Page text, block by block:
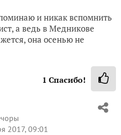
и никак вспомнить
а ведь в Медникове
она осенью не
1 Спасибо!
2017, 09:01